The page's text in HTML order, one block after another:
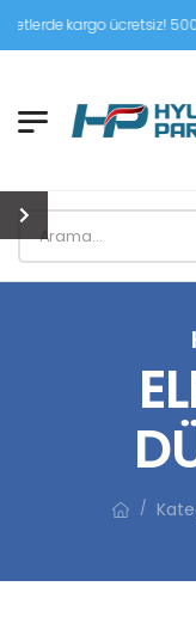
ücretsiz! 5000 TL
/